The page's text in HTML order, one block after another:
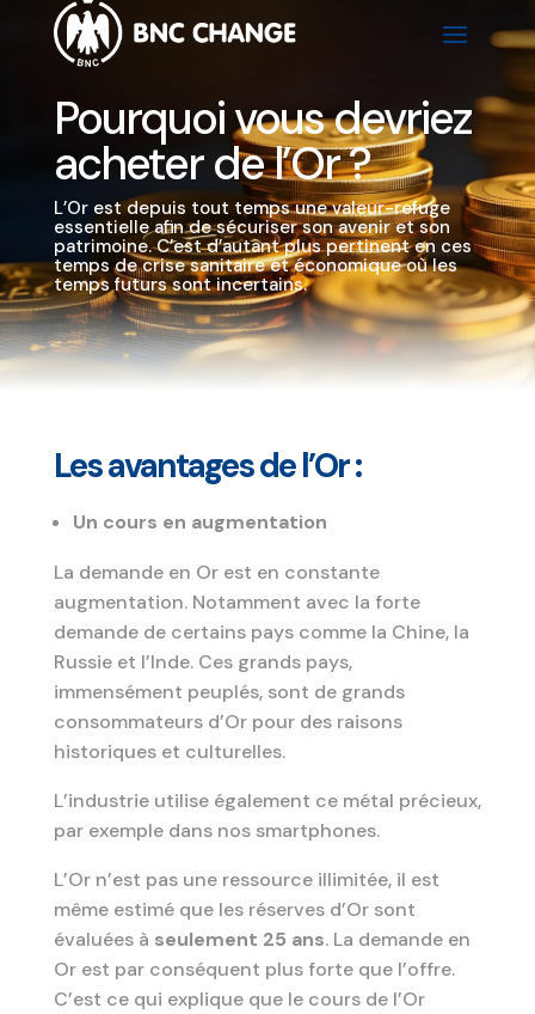
Pourquoi vous devriez
acheter de l’Or ?
L’Or est depuis tout temps une valeur-refuge
essentielle afin de sécuriser son avenir et son
patrimoine. C’est d’autant plus pertinent en ces
temps de crise sanitaire et économique où les
temps futurs sont incertains.
Les avantages de l’Or :
Un cours en augmentation
La demande en Or est en constante
augmentation. Notamment avec la forte
demande de certains pays comme la Chine, la
Russie et l’Inde. Ces grands pays,
immensément peuplés, sont de grands
consommateurs d’Or pour des raisons
historiques et culturelles.
L’industrie utilise également ce métal précieux,
par exemple dans nos smartphones.
L’Or n’est pas une ressource illimitée, il est
même estimé que les réserves d’Or sont
évaluées à seulement 25 ans. La demande en
Or est par conséquent plus forte que l’offre.
C’est ce qui explique que le cours de l’Or